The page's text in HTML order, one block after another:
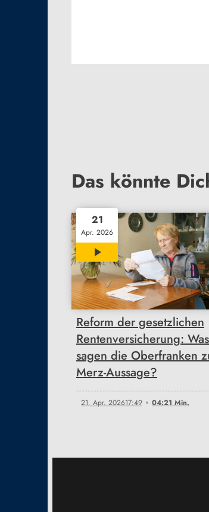
Das könnte
21
Apr. 2026
04:21
Reform der gesetzlichen
Rentenversicherung: Was
sagen die Oberfranken
Merz-Aussage?
21. Apr. 202617:49 04:21 Min.